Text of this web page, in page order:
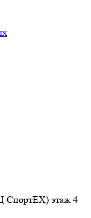
СпортEX) этаж 4